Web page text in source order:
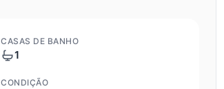
CASAS DE BANHO
1
CONDIÇÃO